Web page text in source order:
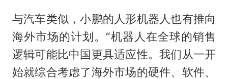
与汽车类似，小鹏的人形机器人也有推向
海外市场的计划。“机器人在全球的销售
逻辑可能比中国更具适应性。我们从一开
始就综合考虑了海外市场的硬件、软件、